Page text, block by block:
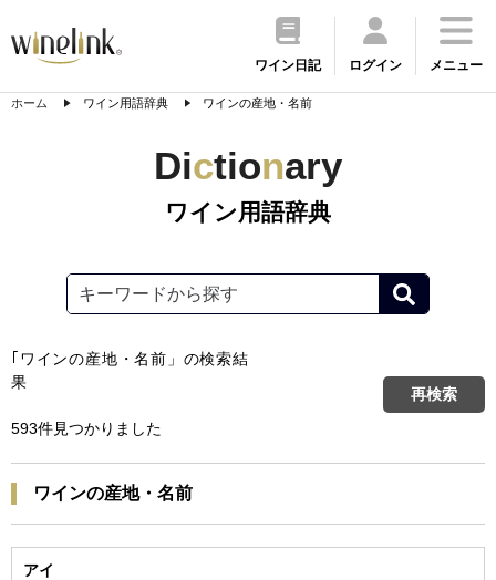
ワイン日記 ログイン メニュー
ホーム ワイン用語辞典 ワインの産地・名前
Dictionary
ワイン用語辞典
ワインの産地・名前 」の検索結
果
593件見つかりました
再検索
ワインの産地・名前
アイ